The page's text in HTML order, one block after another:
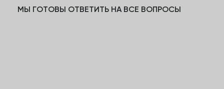
МЫ ГОТОВЫ ОТВЕТИТЬ НА ВСЕ ВОПРОСЫ